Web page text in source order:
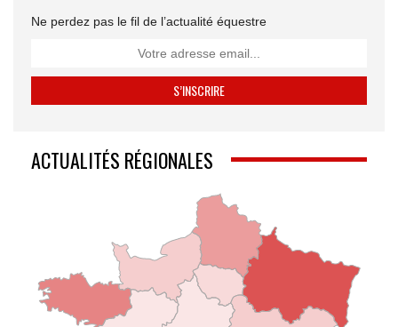
Ne perdez pas le fil de l’actualité équestre
ACTUALITÉS RÉGIONALES